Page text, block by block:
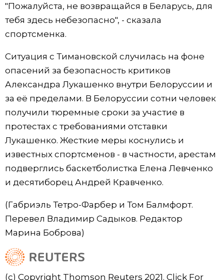
"Пожалуйста, не возвращайся в Беларусь, для
тебя здесь небезопасно", - сказала
спортсменка.
Ситуация с Тимановской случилась на фоне
опасений за безопасность критиков
Александра Лукашенко внутри Белоруссии и
за её пределами. В Белоруссии сотни человек
получили тюремные сроки за участие в
протестах с требованиями отставки
Лукашенко. Жесткие меры коснулись и
известных спортсменов - в частности, арестам
подверглись баскетболистка Елена Левченко
и десятиборец Андрей Кравченко.
(Габриэль Тетро-Фарбер и Том Балмфорт.
Перевел Владимир Садыков. Редактор
Марина Боброва)
(c) Copyright Thomson Reuters 2021. Click For